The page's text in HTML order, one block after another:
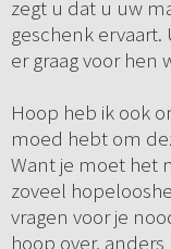
zegt u dat u uw
geschenk
er graag voor hen
Hoop heb ik ook
moed hebt om
Want je moet het
zoveel
vragen voor je
hoop over, anders